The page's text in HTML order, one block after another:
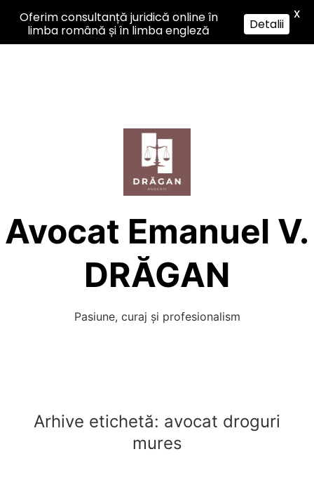
Avocat Emanuel V.
DRĂGAN
Pasiune, curaj și profesionalism
Arhive etichetă: avocat droguri
mures
Oferim consultanță juridică online în
limba română și în limba engleză
Detalii
X